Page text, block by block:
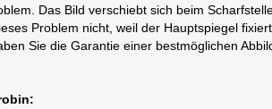
Das Bild verschiebt sich beim
Problem nicht, weil der Hauptspiegel
Sie die Garantie einer bestmöglichen